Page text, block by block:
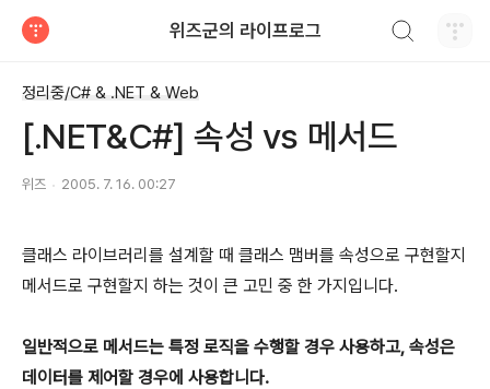
위즈군의 라이프로그
정리중/C# & .NET & Web
[.NET&C#] 속성 vs 메서드
위즈 2005. 7. 16. 00:27
클래스 라이브러리를 설계할 때 클래스 맴버를 속성으로 구현할지
메서드로 구현할지 하는 것이 큰 고민 중 한 가지입니다.
일반적으로 메서드는 특정 로직을 수행할 경우 사용하고, 속성은
데이터를 제어할 경우에 사용합니다.